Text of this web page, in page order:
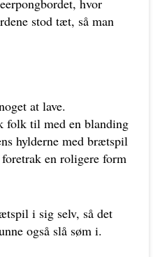
hvor
stod tæt, så man
at lave.
folk til med en blanding
hylderne med brætspil
en roligere form
i sig selv, så det
også slå søm i.